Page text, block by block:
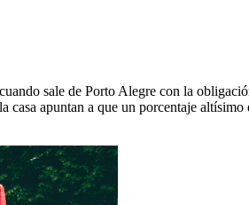
sale de Porto Alegre con la
apuntan a que un porcentaje